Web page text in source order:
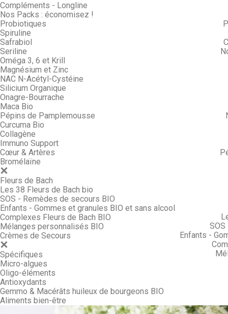
Compléments - Longline
Nos Packs : économisez !
Probiotiques
Spiruline
Safrabiol
Seriline
Oméga 3, 6 et Krill
Magnésium et Zinc
NAC N-Acétyl-Cystéine
Silicium Organique
Onagre-Bourrache
Maca Bio
Pépins de Pamplemousse
Curcuma Bio
Collagène
Immuno Support
Cœur & Artères
Bromélaïne
Fleurs de Bach
Les 38 Fleurs de Bach bio
SOS - Remèdes de secours BIO
Enfants - Gommes et granules BIO et sans alcool
Complexes Fleurs de Bach BIO
Mélanges personnalisés BIO
Crèmes de Secours
Spécifiques
Micro-algues
Oligo-éléments
Antioxydants
Gemmo & Macérâts huileux de bourgeons BIO
Aliments bien-être
Enfants -
Gemmo &